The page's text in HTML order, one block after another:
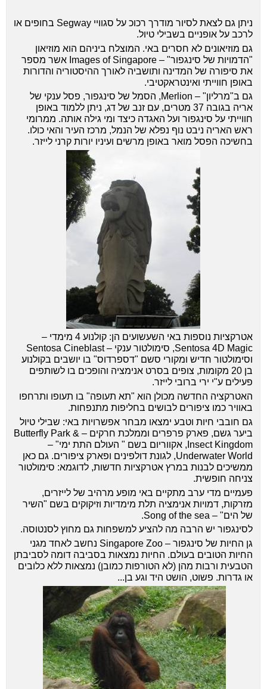
ניתן גם לצאת לסיור מודרך רכוכ על סגוויי Segway בחופים או
לרכב על אופניים בשבילי טיול.
גם מוזיאונים לא חסרים באי. המוצלח ביניהם הוא מוזיאון
"הדמויות של סינגפור" – Images of Singapore אשר מספר
את סיפורה של המדינה ותושביה לאורך ההיסטוריה והדורות
באופן חווייתי ואינטראקטיבי.
גם ב"מרליון" – Merlion, הסמל של סינגפור, פסל ענקי של
אריה בגובה 37 מטרים, עם זנב של דג, ניתן ללמוד באופן
חווייתי על סינגפור ועל האגדה כיצד ומי גילה אותה. ממרומי
ראש האריה ניבט נוף נפלא של הנמל, מרכז העיר והאי כולו.
בחשיכה הפסל מואר באופן מרשים ועיניו יורות קרני לייזר.
אטרקציות נוספות באי השעשועים הן: קולנוע 4 מימדי –
Sentosa 4D Magic, סימולטור ענקי – Sentosa Cineblast
וסימולטור חדיש ומקורי סשם "דספרדוס" בו יושבים בקולנוע
בן 20 מקומות, צופים בסרט אנימציה והופכים בו לשותפים
פעילים ע"י ירי ברובי לייזר.
האטרקציה החדשה מכולן הוא "תא תעופה" בו תעופו ותרחפו
באוויר כמו ציפורים לבושים בחליפות מתנפחות.
גם חובבי חיות וטבע ימצאו מבחר אפשרויות באי: שבילי טיול
ביער גשם, פארק פרפרים וממלכת חרקים – Butterfly Park &
Insect Kingdom, אקווריום בשם " העולם התת ימי" –
Underwater World, לגונת דולפינים ופארק ציפורים. גם כאן
ממשיכים לבנות במרץ אטרקציות חדשות, לדוגמא: סימולטור
צניחה חופשית.
פעמיים מדי ערב מתקיים באי מופע מרהיב של לייזרים,
מזרקות, דמויות אנימציה תלת מימדיות וזיקוקים בשם "השיר
של הים" – Song of the sea.
לסינגפור יש הרבה מה להציע למשפחות גם מחוץ לסנטוסה.
גן החיות של סינגפור – Singapore Zoo נחשב לאחד מגני
החיות הטובים בעולם. החיות נמצאות בסביבה דומה לסביבתן
הטבעית ורבות מהן (לא הטורפות כמובן) נמצאות ללא כלובים
או גדרות. פשוט, הושט היד וגע בן...